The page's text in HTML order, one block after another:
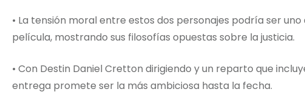
• La tensión moral entre estos dos personajes podría ser
película, mostrando sus filosofías opuestas sobre la justicia.
• Con Destin Daniel Cretton dirigiendo y un reparto que
entrega promete ser la más ambiciosa hasta la fecha.